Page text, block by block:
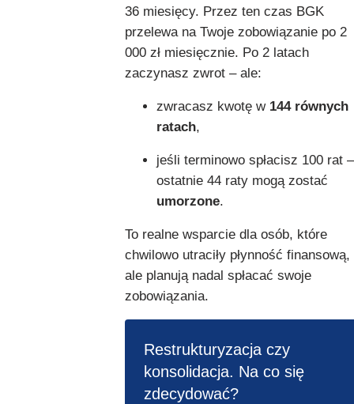
36 miesięcy. Przez ten czas BGK
przelewa na Twoje zobowiązanie po 2
000 zł miesięcznie. Po 2 latach
zaczynasz zwrot – ale:
zwracasz kwotę w 144 równych
ratach,
jeśli terminowo spłacisz 100 rat –
ostatnie 44 raty mogą zostać
umorzone.
To realne wsparcie dla osób, które
chwilowo utraciły płynność finansową,
ale planują nadal spłacać swoje
zobowiązania.
Restrukturyzacja czy
konsolidacja. Na co się
zdecydować?